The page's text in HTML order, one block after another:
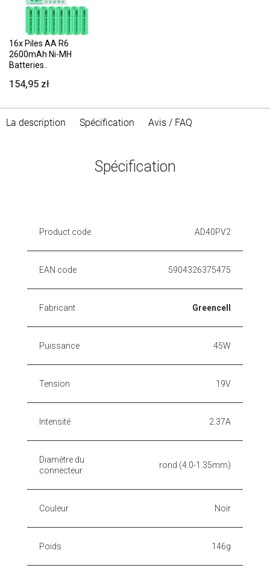
16x Piles AA R6
2600mAh Ni-MH
Batteries..
154,95 zł
La description Spécification Avis / FAQ
Spécification
Product code AD40PV2
EAN code 5904326375475
Fabricant Greencell
Puissance 45W
Tension 19V
Intensité 2.37A
Diamètre du
connecteur
rond (4.0-1.35mm)
Couleur Noir
Poids 146g